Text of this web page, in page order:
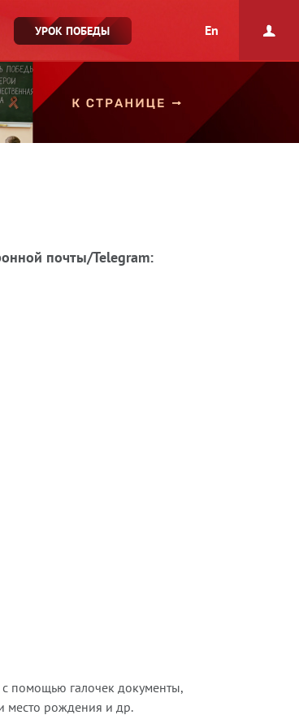
УРОК ПОБЕДЫ En
почты/Telegram:
помощью галочек документы,
место рождения и др.